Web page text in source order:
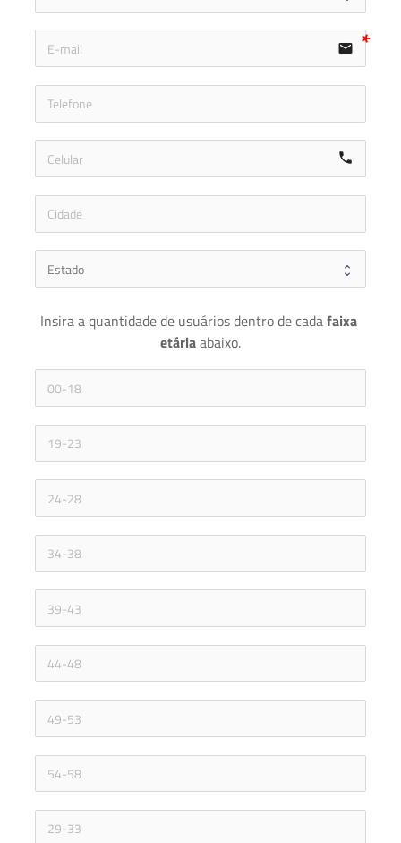
email
call
Insira a quantidade de usuários dentro de cada faixa
etária abaixo.